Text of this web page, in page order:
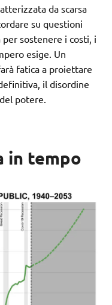
da scarsa
su questioni
sostenere i costi, i
esige. Un
fatica a proiettare
il disordine
potere.
in tempo